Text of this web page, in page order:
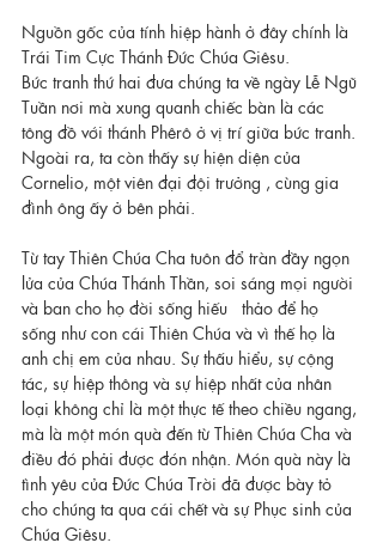
Nguồn gốc của tính hiệp hành ở đây chính là
Trái Tim Cực Thánh Đức Chúa Giêsu.
Bức tranh thứ hai đưa chúng ta về ngày Lễ Ngũ
Tuần nơi mà xung quanh chiếc bàn là các
tông đồ với thánh Phêrô ở vị trí giữa bức tranh.
Ngoài ra, ta còn thấy sự hiện diện của
Cornelio, một viên đại đội trưởng , cùng gia
đình ông ấy ở bên phải.
Từ tay Thiên Chúa Cha tuôn đổ tràn đầy ngọn
lửa của Chúa Thánh Thần, soi sáng mọi người
và ban cho họ đời sống hiếu   thảo để họ
sống như con cái Thiên Chúa và vì thế họ là
anh chị em của nhau. Sự thấu hiểu, sự cộng
tác, sự hiệp thông và sự hiệp nhất của nhân
loại không chỉ là một thực tế theo chiều ngang,
mà là một món quà đến từ Thiên Chúa Cha và
điều đó phải được đón nhận. Món quà này là
tình yêu của Đức Chúa Trời đã được bày tỏ
cho chúng ta qua cái chết và sự Phục sinh của
Chúa Giêsu.